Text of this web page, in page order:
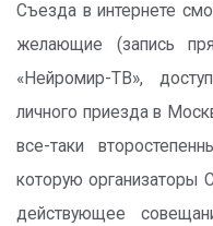
Съезда в интернете
желающие (запись
«Нейромир-ТВ»,
личного приезда в
все-таки
которую
действующее